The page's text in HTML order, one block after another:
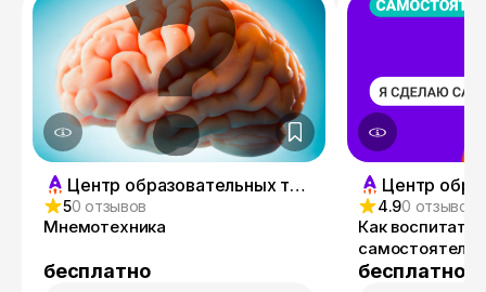
Центр образовательных технологий Advance
50 отзывов
Мнемотехника
бесплатно
4.90 отзывов
Как воспитать
бесплатно